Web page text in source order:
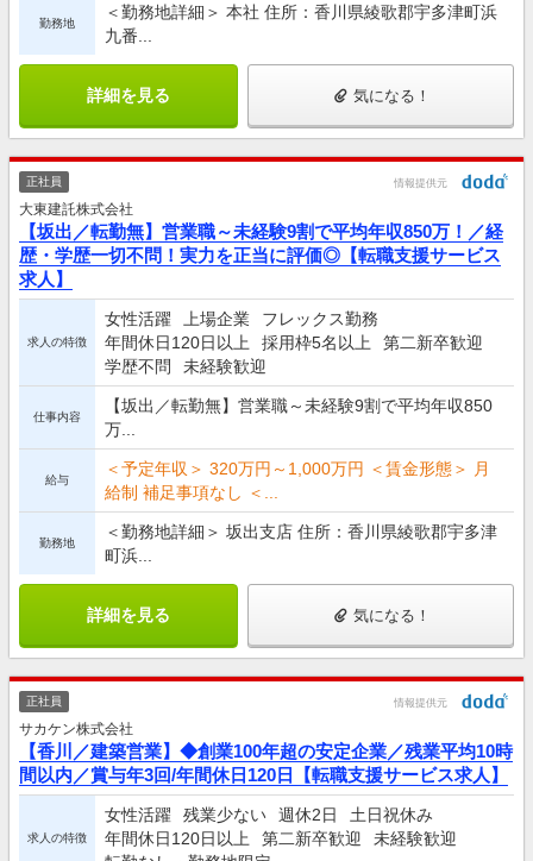
勤務地
＜勤務地詳細＞ 本社 住所：香川県綾歌郡宇多津町浜
九番...
詳細を見る 気になる！
正社員 情報提供元
大東建託株式会社
【坂出／転勤無】営業職～未経験9割で平均年収850万！／経
歴・学歴一切不問！実力を正当に評価◎【転職支援サービス
求人】
求人の特徴
女性活躍 上場企業
フレックス勤務
年間休日120日以上
採用枠5名以上
第二新卒歓迎
学歴不問
未経験歓迎
仕事内容
【坂出／転勤無】営業職～未経験9割で平均年収850
万...
給与
＜予定年収＞ 320万円～1,000万円 ＜賃金形態＞ 月
給制 補足事項なし ＜...
勤務地
＜勤務地詳細＞ 坂出支店 住所：香川県綾歌郡宇多津
町浜...
詳細を見る 気になる！
正社員 情報提供元
サカケン株式会社
【香川／建築営業】◆創業100年超の安定企業／残業平均10時
間以内／賞与年3回/年間休日120日【転職支援サービス求人】
求人の特徴
女性活躍 残業少ない 週休2日
土日祝休み
年間休日120日以上
第二新卒歓迎
未経験歓迎